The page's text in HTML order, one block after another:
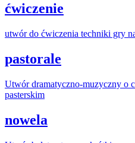
ćwiczenie
utwórdo ćwiczenia techniki gry
pastorale
Utwórdramatyczno-muzyczny o
pasterskim
nowela